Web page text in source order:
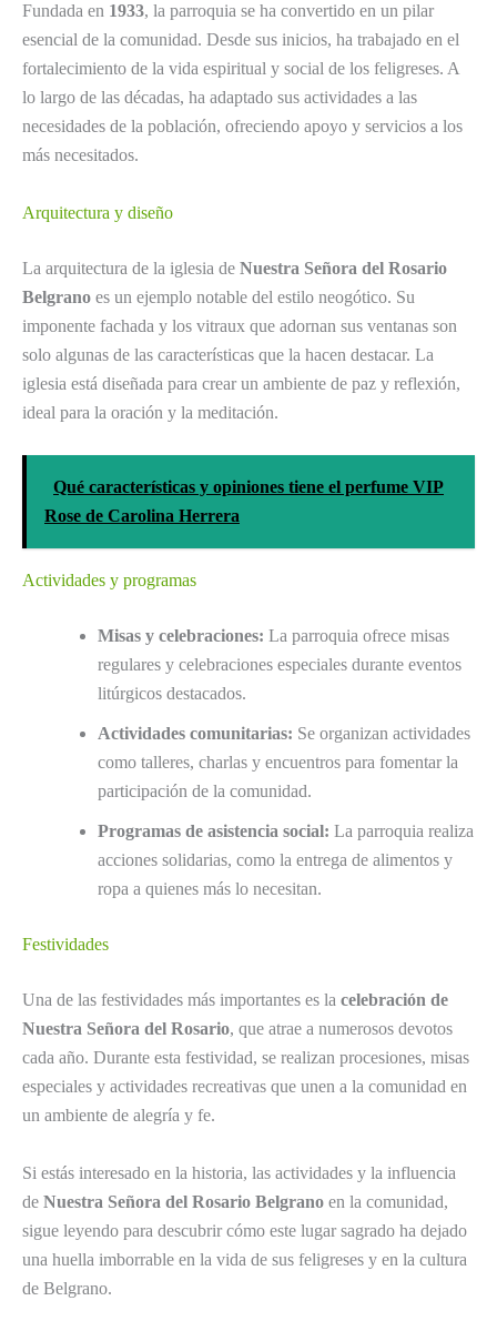
Fundada en 1933, la parroquia se ha convertido en un pilar
esencial de la comunidad. Desde sus inicios, ha trabajado en el
fortalecimiento de la vida espiritual y social de los feligreses. A
lo largo de las décadas, ha adaptado sus actividades a las
necesidades de la población, ofreciendo apoyo y servicios a los
más necesitados.
Arquitectura y diseño
La arquitectura de la iglesia de Nuestra Señora del Rosario
Belgrano es un ejemplo notable del estilo neogótico. Su
imponente fachada y los vitraux que adornan sus ventanas son
solo algunas de las características que la hacen destacar. La
iglesia está diseñada para crear un ambiente de paz y reflexión,
ideal para la oración y la meditación.
Qué características y opiniones tiene el perfume VIP
Rose de Carolina Herrera
Actividades y programas
Misas y celebraciones: La parroquia ofrece misas
regulares y celebraciones especiales durante eventos
litúrgicos destacados.
Actividades comunitarias: Se organizan actividades
como talleres, charlas y encuentros para fomentar la
participación de la comunidad.
Programas de asistencia social: La parroquia realiza
acciones solidarias, como la entrega de alimentos y
ropa a quienes más lo necesitan.
Festividades
Una de las festividades más importantes es la celebración de
Nuestra Señora del Rosario, que atrae a numerosos devotos
cada año. Durante esta festividad, se realizan procesiones, misas
especiales y actividades recreativas que unen a la comunidad en
un ambiente de alegría y fe.
Si estás interesado en la historia, las actividades y la influencia
de Nuestra Señora del Rosario Belgrano en la comunidad,
sigue leyendo para descubrir cómo este lugar sagrado ha dejado
una huella imborrable en la vida de sus feligreses y en la cultura
de Belgrano.